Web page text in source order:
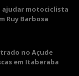
ajudar motociclista
Ruy Barbosa
no Açude
em Itaberaba